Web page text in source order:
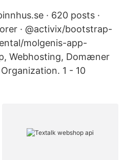
· 620 posts ·
· @activix/bootstrap-
molgenis-app-
Webhosting, Domæner
1 - 10